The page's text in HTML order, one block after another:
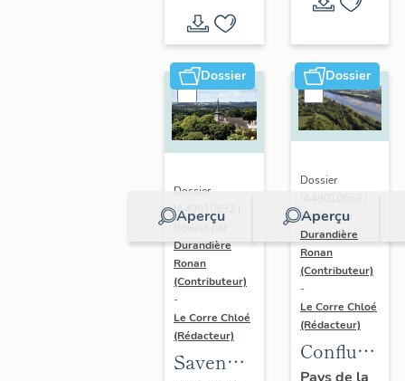
Dossier
Aperçu
Dossier
IA49010832 |
Réalisé par
Durandière
Ronan
(Contributeur)
-
Le Corre Chloé
(Rédacteur)
Savennières
Dossier
Aperçu
Dossier
Réalisé par
Durandière
Ronan
(Contributeur)
-
Le Corre Chloé
(Rédacteur)
Confluence
Maine-